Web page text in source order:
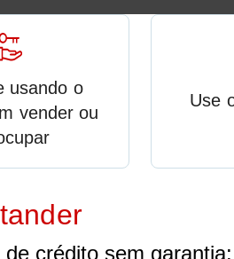
usando o
vender ou
Use
crédito sem garantia: